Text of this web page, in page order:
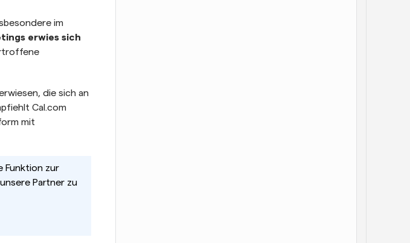
im
erwies sich
die sich an
Cal.com
mit
Funktion zur
Partner zu